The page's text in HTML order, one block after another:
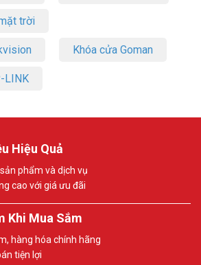
trời
Khóa cửa Goman
LINK
Hiệu Quả
phẩm và dịch vụ
cao với giá ưu đãi
Khi Mua Sắm
hàng hóa chính hãng
tiện lợi